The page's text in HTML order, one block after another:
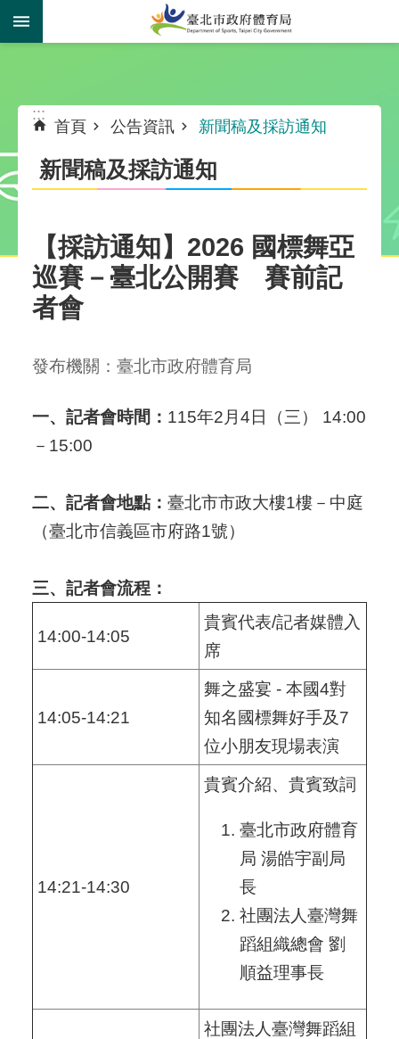
跳到主要內容區塊
:::
首頁 公告資訊 新聞稿及採訪通知
新聞稿及採訪通知
【採訪通知】2026 國標舞亞
巡賽－臺北公開賽 賽前記
者會
發布機關：臺北市政府體育局
一、記者會時間： 115年2月4日（三） 14:00
－15:00
二、記者會地點： 臺北市市政大樓1樓－中庭
（臺北市信義區市府路1號）
三、記者會流程：
14:00-14:05
貴賓代表/記者媒體入
席
14:05-14:21
舞之盛宴 - 本國4對
知名國標舞好手及7
位小朋友現場表演
14:21-14:30
貴賓介紹、貴賓致詞
臺北市政府體育
局 湯皓宇副局
長
社團法人臺灣舞
蹈組織總會 劉
順益理事長
社團法人臺灣舞蹈組